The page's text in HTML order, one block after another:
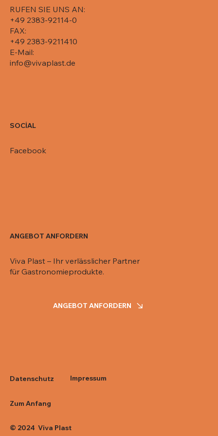
RUFEN SIE UNS AN:
+49 2383-92114-0
FAX:
+49 2383-9211410
E-Mail:
info@vivaplast.de
SOCİAL
Facebook
ANGEBOT ANFORDERN
Viva Plast – Ihr verlässlicher Partner
für Gastronomieprodukte.
ANGEBOT ANFORDERN
Datenschutz
Zum Anfang
© 2024 Viva Plast
Impressum